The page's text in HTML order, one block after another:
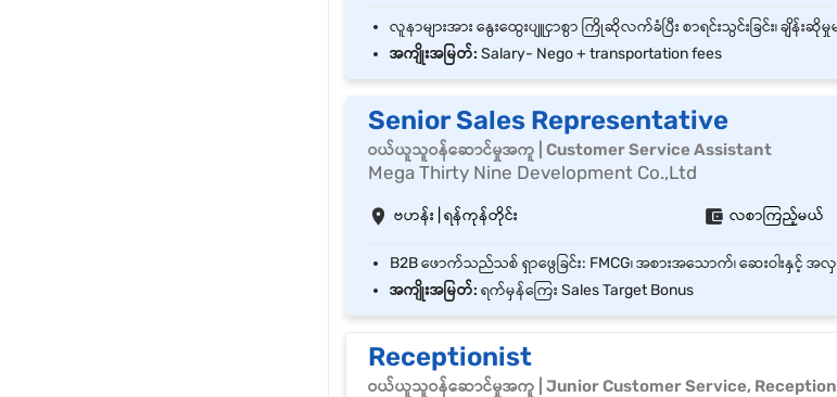
အကျိုးအမြတ်: Salary- Nego + transportation fees
Senior Sales Representative
ဝယ်ယူသူဝန်ဆောင်မှုအကူ | Customer Service Assistant
Mega Thirty Nine Development Co.,Ltd
ဗဟန်း | ရန်ကုန်တိုင်း လစာကြည့်မယ်
အကျိုးအမြတ်: ရက်မှန်ကြေး Sales Target Bonus
Receptionist
ဝယ်ယူသူဝန်ဆောင်မှုအကူ | Junior Customer Service, Reception